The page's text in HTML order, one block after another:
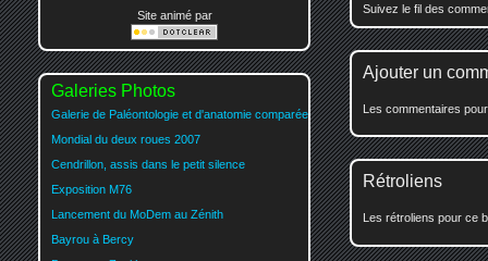
Suivez le fil des
Ajouter un
Les commentaires
Rétroliens
Les rétroliens pour ce
Site animé par
Galeries Photos
Galerie de Paléontologie et d'anatomie comparée
Mondial du deux roues 2007
Cendrillon, assis dans le petit silence
Exposition M76
Lancement du MoDem au Zénith
Bayrou à Bercy